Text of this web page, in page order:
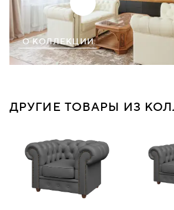
О КОЛЛЕКЦИИ
ДРУГИЕ ТОВАРЫ ИЗ